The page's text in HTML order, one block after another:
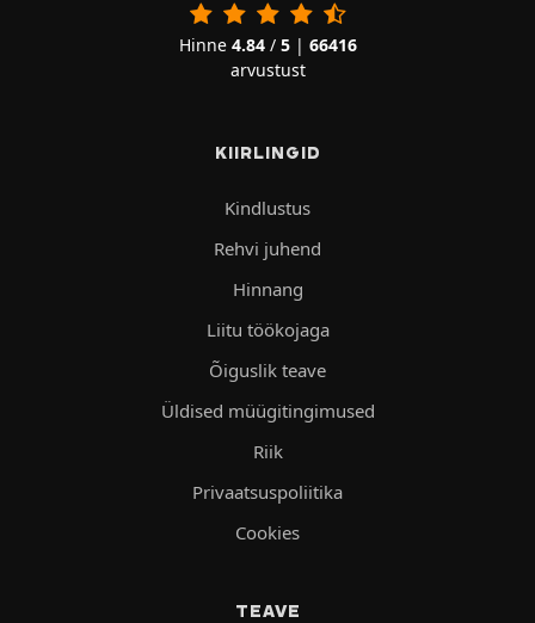
Hinne 4.84/ 5| 66416
arvustust
KIIRLINGID
Kindlustus
Rehvi juhend
Hinnang
Liitu töökojaga
Õiguslik teave
Üldised müügitingimused
Riik
Privaatsuspoliitika
Cookies
TEAVE